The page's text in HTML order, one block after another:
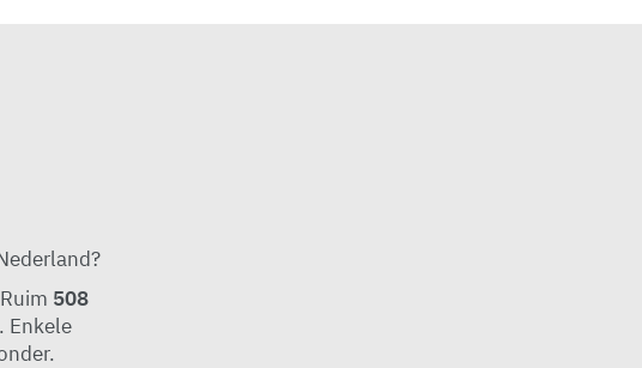
508
Enkele